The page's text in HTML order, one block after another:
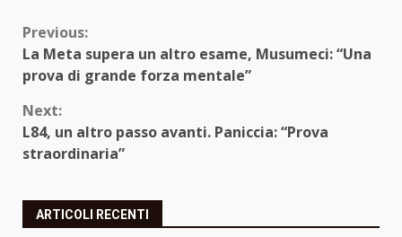
Continue
Reading
Previous:
La Meta supera un altro esame, Musumeci: “Una
prova di grande forza mentale”
Next:
L84, un altro passo avanti. Paniccia: “Prova
straordinaria”
ARTICOLI RECENTI